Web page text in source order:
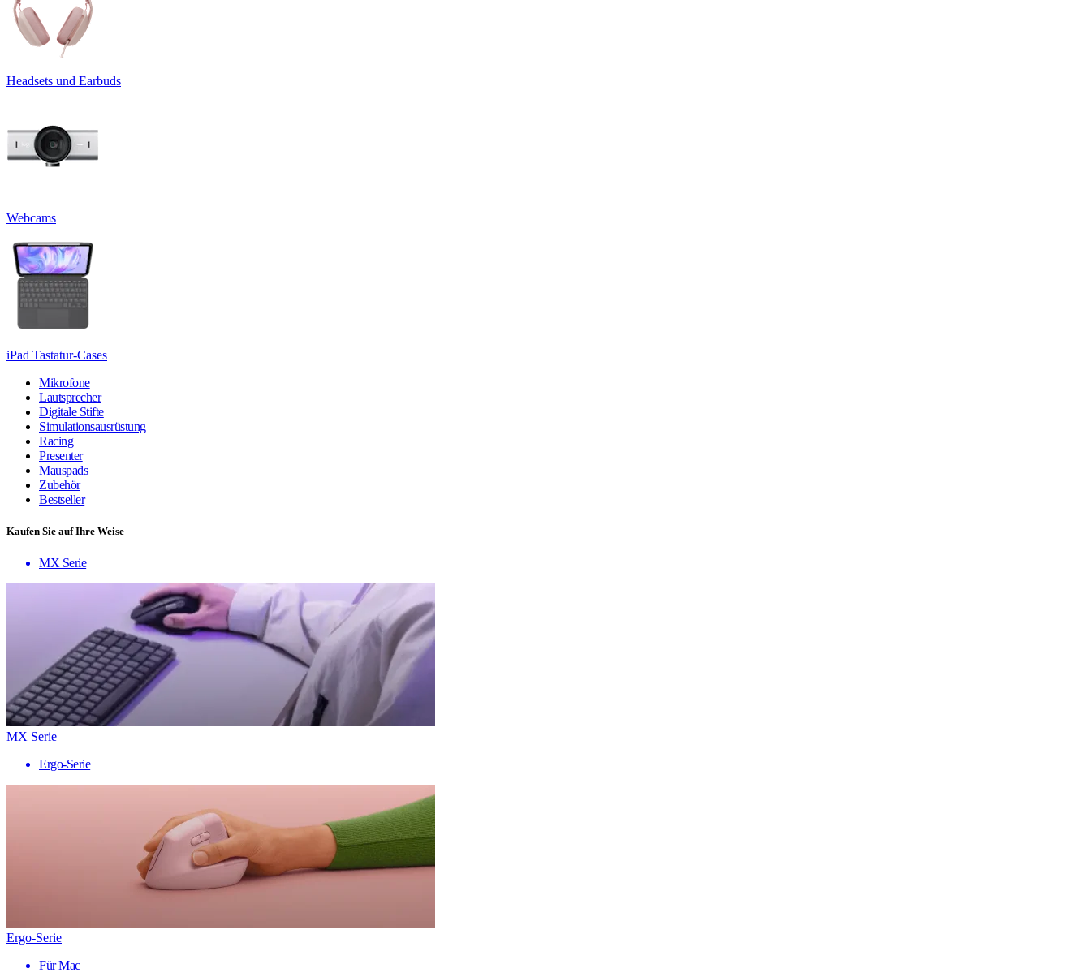
Headsets und Earbuds
Webcams
iPad Tastatur-Cases
Mikrofone
Lautsprecher
Digitale Stifte
Simulationsausrüstung
Racing
Presenter
Mauspads
Zubehör
Bestseller
Kaufen Sie auf Ihre Weise
MX Serie
MX Serie
Ergo-Serie
Ergo-Serie
Für Mac